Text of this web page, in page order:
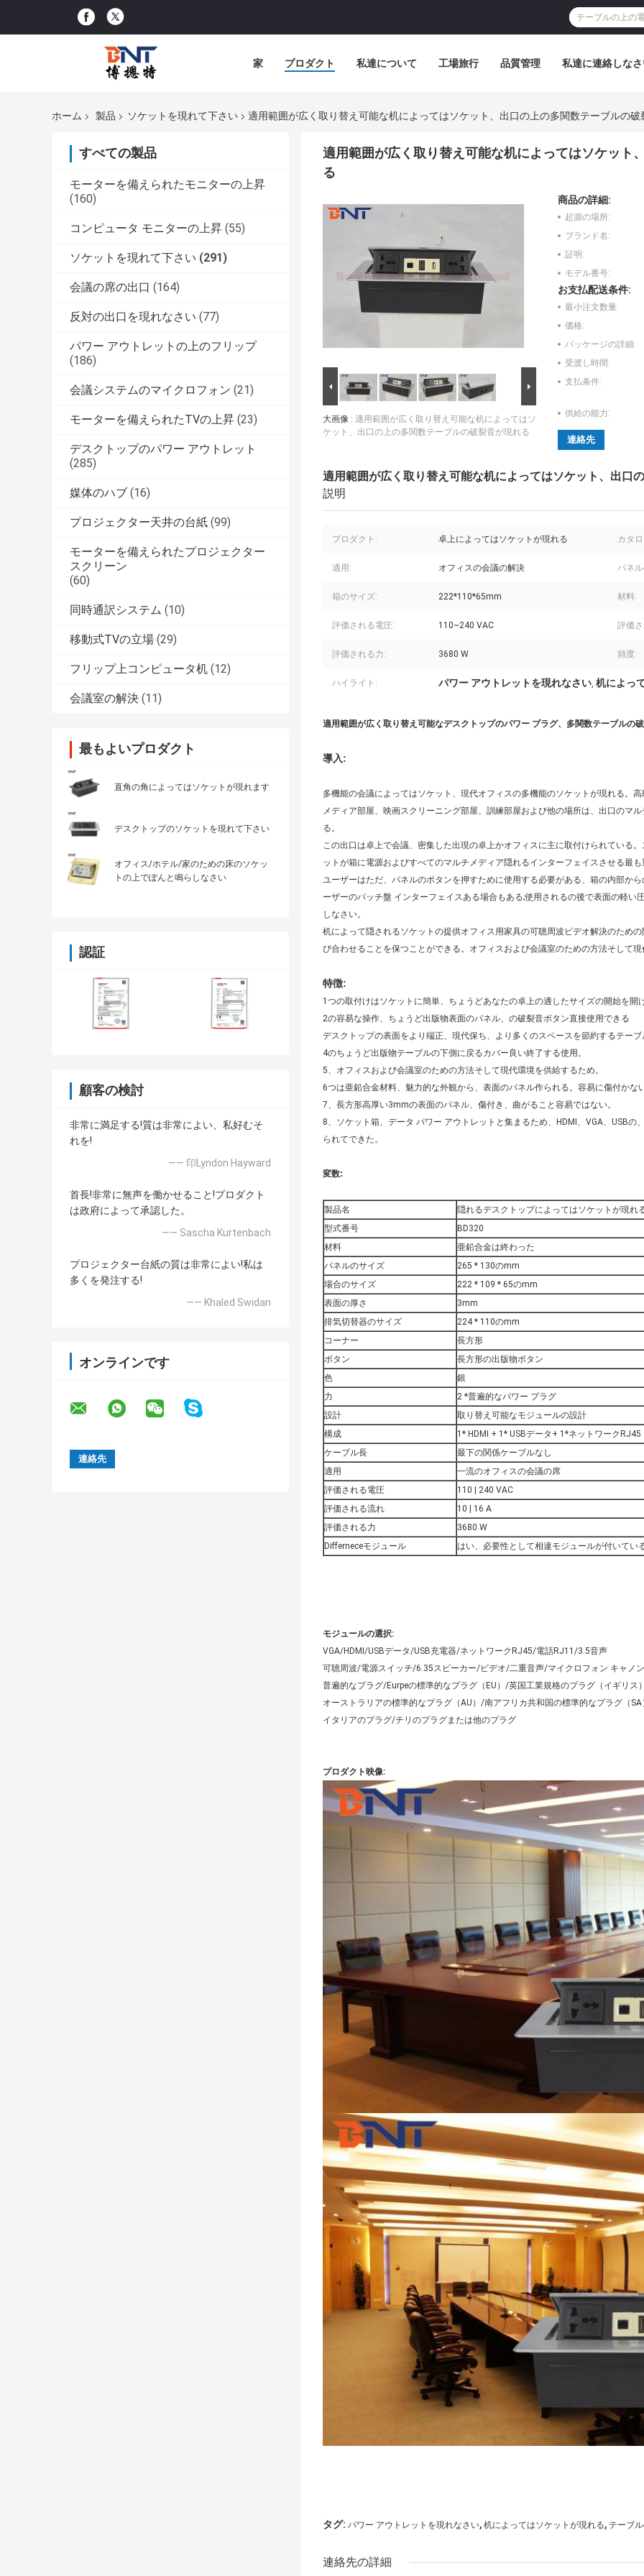
家 プロダクト 私達について 工場旅行 品質管理 私達に連絡しな
ホーム 製品 ソケットを現れて下さい 適用範囲が広く取り替え可能な机によってはソケット、出口の上の多関数テーブルの破
すべての製品
モーターを備えられたモニターの上昇
(160)
コンピュータ モニターの上昇 (55)
ソケットを現れて下さい (291)
会議の席の出口 (164)
反対の出口を現れなさい (77)
パワー アウトレットの上のフリップ
(186)
会議システムのマイクロフォン (21)
モーターを備えられたTVの上昇 (23)
デスクトップのパワー アウトレット
(285)
媒体のハブ (16)
プロジェクター天井の台紙 (99)
モーターを備えられたプロジェクター
スクリーン
(60)
同時通訳システム (10)
移動式TVの立場 (29)
フリップ上コンピュータ机 (12)
会議室の解決 (11)
最もよいプロダクト
直角の角によってはソケットが現れます
デスクトップのソケットを現れて下さい
オフィス/ホテル/家のための床のソケッ
トの上でぽんと鳴らしなさい
認証
顧客の検討
非常に満足する!質は非常によい、私好むそ
れを!
—— 印Lyndon Hayward
首長!非常に無声を働かせること!プロダクト
は政府によって承認した。
—— Sascha Kurtenbach
プロジェクター台紙の質は非常によい!私は
多くを発注する!
—— Khaled Swidan
オンラインです
適用範囲が広く取り替え可能な机によってはソケット
る
大画像 : 適用範囲が広く取り替え可能な机によってはソ
ケット、出口の上の多関数テーブルの破裂音が現れる
商品の詳細:
起源の場所:
ブランド名:
証明:
モデル番号:
お支払配送条件:
最小注文数量:
価格:
パッケージの詳細:
受渡し時間:
支払条件:
供給の能力:
連絡先
適用範囲が広く取り替え可能な机によってはソケット、出口
説明
プロダクト: 卓上によってはソケットが現れる カタ
適用: オフィスの会議の解決 パネ
箱のサイズ: 222*110*65mm 材料:
評価される電圧: 110~240 VAC 評価
評価される力: 3680 W 頻度:
ハイライト: パワー アウトレットを現れなさい, 机によっ
適用範囲が広く取り替え可能なデスクトップのパワー プラグ、多関数テーブルの
導入:
多機能の会議によってはソケット、現代オフィスの多機能のソケットが現れる。
メディア部屋、映画スクリーニング部屋、訓練部屋および他の場所は、出口のマ
る。
この出口は卓上で会議、密集した出現の卓上かオフィスに主に取付けられている
ットが箱に電源およびすべてのマルチメディア隠れるインターフェイスさせる最
ユーザーはただ、パネルのボタンを押すために使用する必要がある、箱の内部か
ーザーのパッチ盤 インターフェイスある場合もある;使用されるの後で表面の軽
しなさい。
机によって隠されるソケットの提供オフィス用家具の可聴周波ビデオ解決のため
び合わせることを保つことができる。オフィスおよび会議室のための方法そして
特徴:
1つの取付けはソケットに簡単、ちょうどあなたの卓上の適したサイズの開始を開
2の容易な操作、ちょうど出版物表面のパネル、の破裂音ボタン直接使用できる
デスクトップの表面をより端正、現代保ち、より多くのスペースを節約するテー
4のちょうど出版物テーブルの下側に戻るカバー良い終了する使用。
5、オフィスおよび会議室のための方法そして現代環境を供給するため。
6つは亜鉛合金材料、魅力的な外観から、表面のパネル作られる。容易に傷付かな
7、長方形高厚い3mmの表面のパネル、傷付き、曲がること容易ではない。
8、ソケット箱、データ パワー アウトレットと集まるため、HDMI、VGA、USB
られてできた。
変数:
製品名
隠れるデスクトップによってはソケットが現れ
型式番号
BD320
材料
亜鉛合金は終わった
パネルのサイズ
265 * 130のmm
場合のサイズ
222 * 109 * 65のmm
表面の厚さ
3mm
排気切替器のサイズ
224 * 110のmm
コーナー
長方形
ボタン
長方形の出版物ボタン
色
銀
力
2 *普遍的なパワー プラグ
設計
取り替え可能なモジュールの設計
構成
1* HDMI + 1* USBデータ+ 1*ネットワークRJ45
ケーブル長
最下の関係ケーブルなし
適用
一流のオフィスの会議の席
評価される電圧
110 | 240 VAC
評価される流れ
10 | 16 A
評価される力
3680 W
Differneceモジュール
はい、必要性として相違モジュールが付いてい
モジュールの選択:
VGA/HDMI/USBデータ/USB充電器/ネットワークRJ45/電話RJ11/3.5音声
可聴周波/電源スイッチ/6.35スピーカー/ビデオ/二重音声/マイクロフォン キャノ
普遍的なプラグ/Eurpeの標準的なプラグ（EU）/英国工業規格のプラグ（イギリス
オーストラリアの標準的なプラグ（AU）/南アフリカ共和国の標準的なプラグ（
イタリアのプラグ/チリのプラグまたは他のプラグ
プロダクト映像:
タグ: パワー アウトレットを現れなさい, 机によってはソケットが現れる, テーブ
連絡先の詳細